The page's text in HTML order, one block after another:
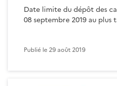
Date limite du dépôt des
08 septembre 2019 au plus
Publié le29 août 2019